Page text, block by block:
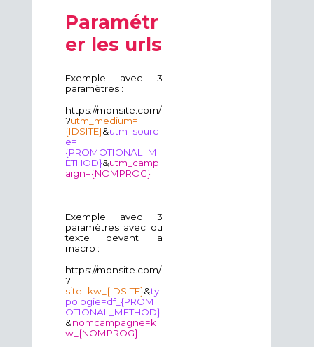
Paramétr
er les urls
Exemple avec 3
paramètres :
https://monsite.com/
?utm_medium=
{IDSITE}&utm_sourc
e=
{PROMOTIONAL_M
ETHOD}&utm_camp
aign={NOMPROG}
Exemple avec 3
paramètres avec du
texte devant la
macro :
https://monsite.com/
?
site=kw_{IDSITE}&ty
pologie=df_{PROM
OTIONAL_METHOD}
&nomcampagne=k
w_{NOMPROG}